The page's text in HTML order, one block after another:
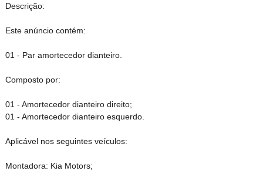
Descrição:
Este anúncio contém:
01 - Par amortecedor dianteiro.
Composto por:
01 - Amortecedor dianteiro direito;
01 - Amortecedor dianteiro esquerdo.
Aplicável nos seguintes veículos:
Montadora: Kia Motors;